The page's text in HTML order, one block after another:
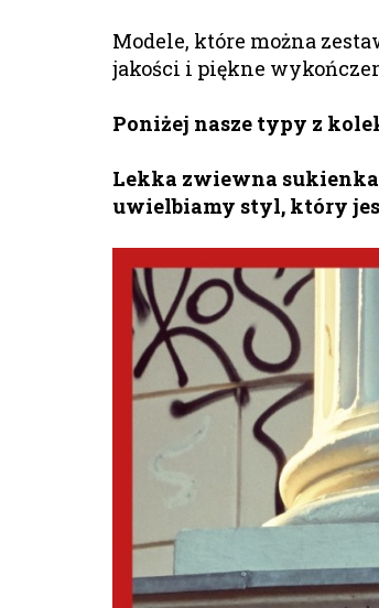
Modele, które można
jakości i piękne
Poniżej nasze typy z
Lekka zwiewna sukienka
uwielbiamy styl, który